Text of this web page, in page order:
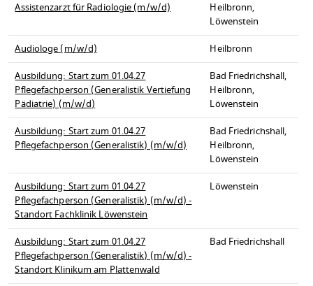
Assistenzarzt für Radiologie (m/w/d)
Heilbronn,
Löwenstein
Audiologe (m/w/d)
Heilbronn
Ausbildung: Start zum 01.04.27
Pflegefachperson (Generalistik Vertiefung
Pädiatrie) (m/w/d)
Bad Friedrichshall,
Heilbronn,
Löwenstein
Ausbildung: Start zum 01.04.27
Pflegefachperson (Generalistik) (m/w/d)
Bad Friedrichshall,
Heilbronn,
Löwenstein
Ausbildung: Start zum 01.04.27
Pflegefachperson (Generalistik) (m/w/d) -
Standort Fachklinik Löwenstein
Löwenstein
Ausbildung: Start zum 01.04.27
Pflegefachperson (Generalistik) (m/w/d) -
Standort Klinikum am Plattenwald
Bad Friedrichshall